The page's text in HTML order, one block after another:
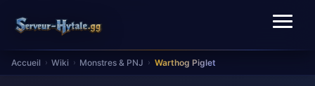
Accueil › Wiki › Monstres & PNJ › Warthog Piglet